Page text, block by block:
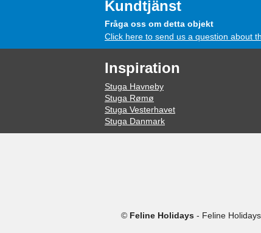
Kundtjänst
Fråga oss om detta objekt
Click here to send us a question about
Inspiration
Stuga Havneby
Stuga Rømø
Stuga Vesterhavet
Stuga Danmark
© Feline Holidays - Feline